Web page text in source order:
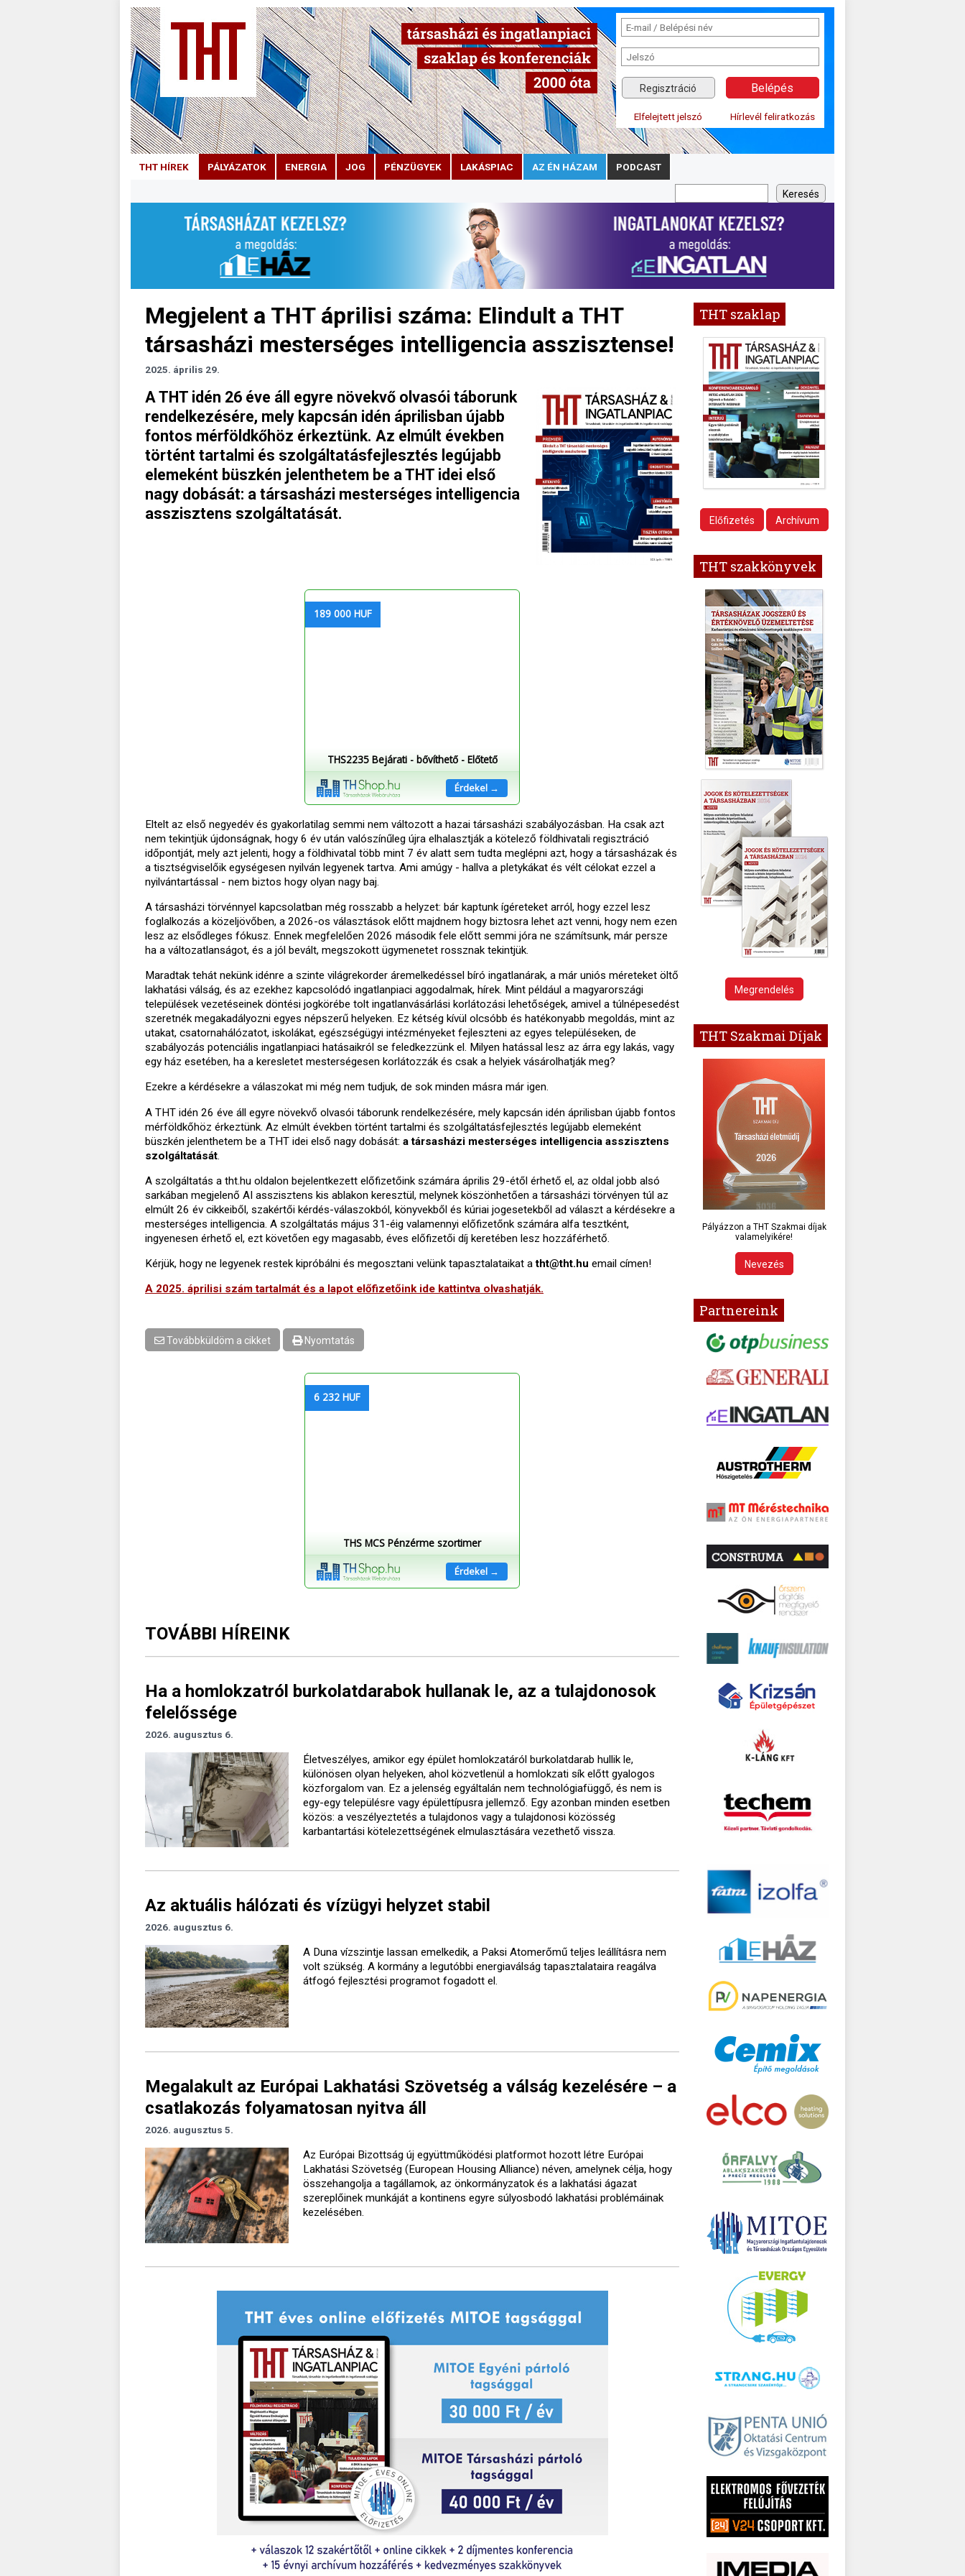
Regisztráció
Elfelejtett jelszó Hírlevél feliratkozás
THT HÍREK PÁLYÁZATOK ENERGIA JOG PÉNZÜGYEK LAKÁSPIAC AZ ÉN HÁZAM PODCAST
Megjelent a THT áprilisi száma: Elindult a THT
társasházi mesterséges intelligencia asszisztense!
2025. április 29.
A THT idén 26 éve áll egyre növekvő olvasói táborunk
rendelkezésére, mely kapcsán idén áprilisban újabb
fontos mérföldkőhöz érkeztünk. Az elmúlt években
történt tartalmi és szolgáltatásfejlesztés legújabb
elemeként büszkén jelenthetem be a THT idei első
nagy dobását: a társasházi mesterséges intelligencia
asszisztens szolgáltatását.
189 000 HUF
THS2235 Bejárati - bővíthető - Előtető
Érdekel →
Eltelt az első negyedév és gyakorlatilag semmi nem változott a hazai társasházi szabályozásban. Ha csak azt
nem tekintjük újdonságnak, hogy 6 év után valószínűleg újra elhalasztják a kötelező földhivatali regisztráció
időpontját, mely azt jelenti, hogy a földhivatal több mint 7 év alatt sem tudta meglépni azt, hogy a társasházak és
a tisztségviselőik egységesen nyilván legyenek tartva. Ami amúgy - hallva a pletykákat és vélt célokat ezzel a
nyilvántartással - nem biztos hogy olyan nagy baj.
A társasházi törvénnyel kapcsolatban még rosszabb a helyzet: bár kaptunk ígéreteket arról, hogy ezzel lesz
foglalkozás a közeljövőben, a 2026-os választások előtt majdnem hogy biztosra lehet azt venni, hogy nem ezen
lesz az elsődleges fókusz. Ennek megfelelően 2026 második fele előtt semmi jóra ne számítsunk, már persze
ha a változatlanságot, és a jól bevált, megszokott ügymenetet rossznak tekintjük.
Maradtak tehát nekünk idénre a szinte világrekorder áremelkedéssel bíró ingatlanárak, a már uniós méreteket öltő
lakhatási válság, és az ezekhez kapcsolódó ingatlanpiaci aggodalmak, hírek. Mint például a magyarországi
települések vezetéseinek döntési jogkörébe tolt ingatlanvásárlási korlátozási lehetőségek, amivel a túlnépesedést
szeretnék megakadályozni egyes népszerű helyeken. Ez kétség kívül olcsóbb és hatékonyabb megoldás, mint az
utakat, csatornahálózatot, iskolákat, egészségügyi intézményeket fejleszteni az egyes településeken, de
szabályozás potenciális ingatlanpiaci hatásaikról se feledkezzünk el. Milyen hatással lesz az árra egy lakás, vagy
egy ház esetében, ha a keresletet mesterségesen korlátozzák és csak a helyiek vásárolhatják meg?
Ezekre a kérdésekre a válaszokat mi még nem tudjuk, de sok minden másra már igen.
A THT idén 26 éve áll egyre növekvő olvasói táborunk rendelkezésére, mely kapcsán idén áprilisban újabb fontos
mérföldkőhöz érkeztünk. Az elmúlt években történt tartalmi és szolgáltatásfejlesztés legújabb elemeként
büszkén jelenthetem be a THT idei első nagy dobását: a társasházi mesterséges intelligencia asszisztens
szolgáltatását.
A szolgáltatás a tht.hu oldalon bejelentkezett előfizetőink számára április 29-étől érhető el, az oldal jobb alsó
sarkában megjelenő AI asszisztens kis ablakon keresztül, melynek köszönhetően a társasházi törvényen túl az
elmúlt 26 év cikkeiből, szakértői kérdés-válaszokból, könyvekből és kúriai jogesetekből ad választ a kérdésekre a
mesterséges intelligencia. A szolgáltatás május 31-éig valamennyi előfizetőnk számára alfa tesztként,
ingyenesen érhető el, ezt követően egy magasabb, éves előfizetői díj keretében lesz hozzáférhető.
Kérjük, hogy ne legyenek restek kipróbálni és megosztani velünk tapasztalataikat atht@tht.hu email címen!
A 2025. áprilisi szám tartalmát és a lapot előfizetőink ide kattintva olvashatják.
Továbbküldöm a cikket Nyomtatás
6 232 HUF
THS MCS Pénzérme szortimer
Érdekel →
TOVÁBBI HÍREINK
Ha a homlokzatról burkolatdarabok hullanak le, az a tulajdonosok
felelőssége
2026. augusztus 6.
Életveszélyes, amikor egy épület homlokzatáról burkolatdarab hullik le,
különösen olyan helyeken, ahol közvetlenül a homlokzati sík előtt gyalogos
közforgalom van. Ez a jelenség egyáltalán nem technológiafüggő, és nem is
egy-egy településre vagy épülettípusra jellemző. Egy azonban minden esetben
közös: a veszélyeztetés a tulajdonos vagy a tulajdonosi közösség
karbantartási kötelezettségének elmulasztására vezethető vissza.
Az aktuális hálózati és vízügyi helyzet stabil
2026. augusztus 6.
A Duna vízszintje lassan emelkedik, a Paksi Atomerőmű teljes leállításra nem
volt szükség. A kormány a legutóbbi energiaválság tapasztalataira reagálva
átfogó fejlesztési programot fogadott el.
Megalakult az Európai Lakhatási Szövetség a válság kezelésére – a
csatlakozás folyamatosan nyitva áll
2026. augusztus 5.
Az Európai Bizottság új együttműködési platformot hozott létre Európai
Lakhatási Szövetség (European Housing Alliance) néven, amelynek célja, hogy
összehangolja a tagállamok, az önkormányzatok és a lakhatási ágazat
szereplőinek munkáját a kontinens egyre súlyosbodó lakhatási problémáinak
kezelésében.
THT szaklap
Előfizetés Archívum
THT szakkönyvek
Megrendelés
THT Szakmai Díjak
Pályázzon a THT Szakmai díjak
valamelyikére!
Nevezés
Partnereink